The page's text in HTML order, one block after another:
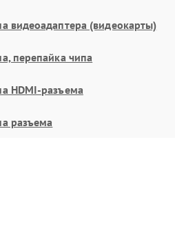
видеоадаптера (видеокарты)
перепайка чипа
HDMI-разъема
разъема